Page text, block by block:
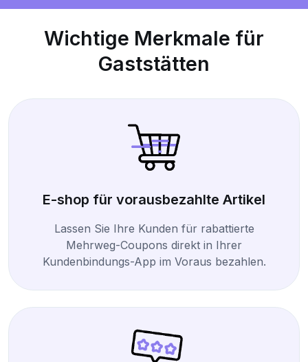
Wichtige Merkmale für
Gaststätten
E-shop für vorausbezahlte Artikel
Lassen Sie Ihre Kunden für rabattierte
Mehrweg-Coupons direkt in Ihrer
Kundenbindungs-App im Voraus bezahlen.